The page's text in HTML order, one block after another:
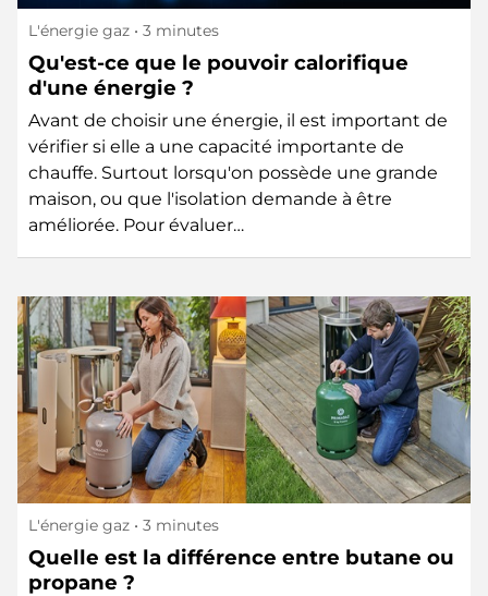
L'énergie gaz • 3 minutes
Qu'est-ce que le pouvoir calorifique
d'une énergie ?
Avant de choisir une énergie, il est important de
vérifier si elle a une capacité importante de
chauffe. Surtout lorsqu'on possède une grande
maison, ou que l'isolation demande à être
améliorée. Pour évaluer…
L'énergie gaz • 3 minutes
Quelle est la différence entre butane ou
propane ?